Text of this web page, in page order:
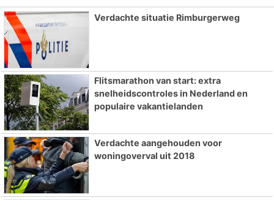
Verdachte situatie Rimburgerweg
Flitsmarathon van start: extra
snelheidscontroles in Nederland en
populaire vakantielanden
Verdachte aangehouden voor
woningoverval uit 2018